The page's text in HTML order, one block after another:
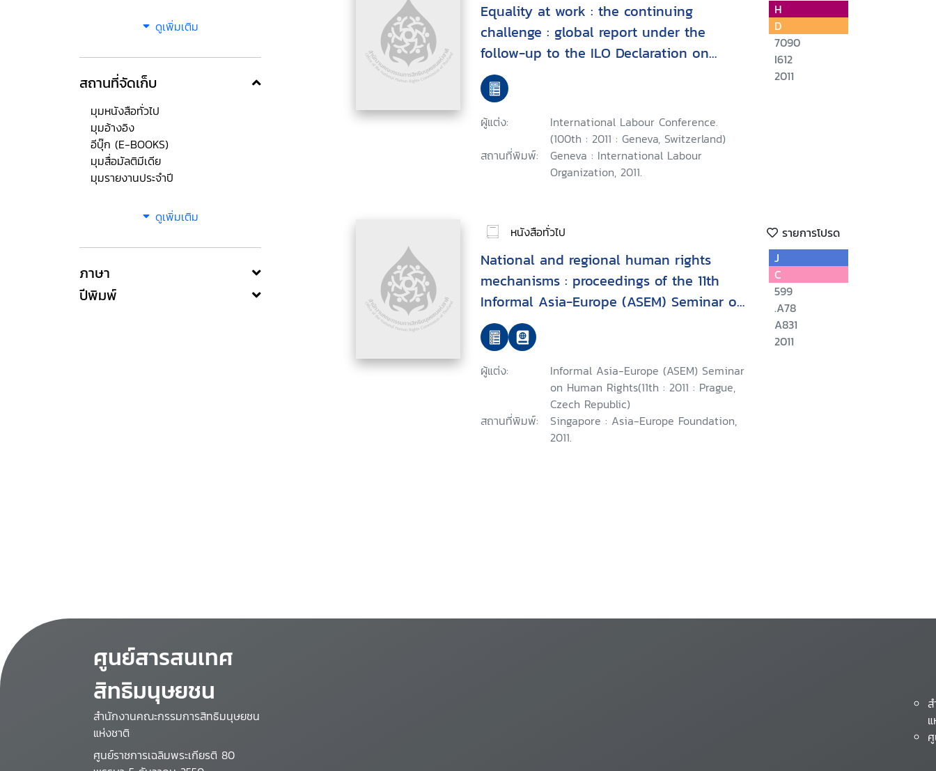
ดูเพิ่มเติม
สถานที่จัดเก็บ
มุมหนังสือทั่วไป
มุมอ้างอิง
อีบุ๊ก (E-BOOKS)
มุมสื่อมัลติมีเดีย
มุมรายงานประจำปี
ดูเพิ่มเติม
ภาษา
ปีพิมพ์
Equality at work : the continuing
challenge : global report under the
follow-up to the ILO Declaration on
Fundamental Principles and Rights at
Work
ผู้แต่ง:
International Labour Conference.
(100th : 2011 : Geneva, Switzerland)
สถานที่พิมพ์:
Geneva : International Labour
Organization, 2011.
H
D
7090
I612
2011
หนังสือทั่วไป รายการโปรด
National and regional human rights
mechanisms : proceedings of the 11th
Informal Asia-Europe (ASEM) Seminar on
Human Rights
ผู้แต่ง:
Informal Asia-Europe (ASEM) Seminar
on Human Rights(11th : 2011 : Prague,
Czech Republic)
สถานที่พิมพ์:
Singapore : Asia-Europe Foundation,
2011.
J
C
599
.A78
A831
2011
ศูนย์สารสนเทศ
สิทธิมนุษยชน
สำนักงานคณะกรรมการสิทธิมนุษยชน
แห่งชาติ
ศูนย์ราชการเฉลิมพระเกียรติ 80